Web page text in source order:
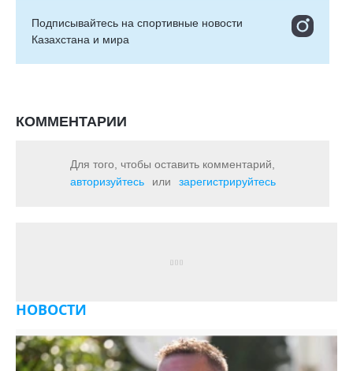
Подписывайтесь на cпортивные новости
Казахстана и мира
КОММЕНТАРИИ
Для того, чтобы оставить комментарий,
авторизуйтесь
или зарегистрируйтесь
НОВОСТИ